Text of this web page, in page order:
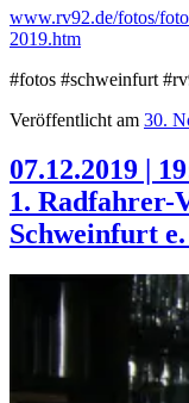
www.rv92.de/fotos/
2019.htm
#fotos #schweinfurt
Veröffentlicht am 30.
07.12.2019 |
1. Radfahrer-
Schweinfurt e.